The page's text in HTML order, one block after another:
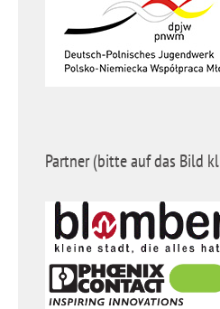
Partner (bitte auf das Bild